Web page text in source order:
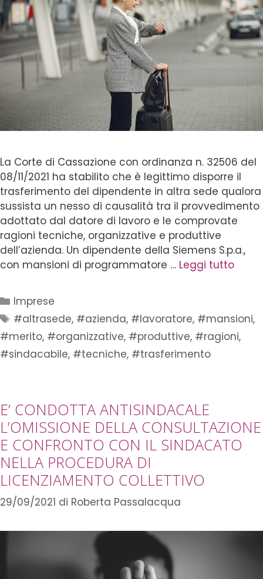
La Corte di Cassazione con ordinanza n. 32506 del
08/11/2021 ha stabilito che è legittimo disporre il
trasferimento del dipendente in altra sede qualora
sussista un nesso di causalità tra il provvedimento
adottato dal datore di lavoro e le comprovate
ragioni tecniche, organizzative e produttive
dell’azienda. Un dipendente della Siemens S.p.a.,
con mansioni di programmatore … Leggi tutto
Imprese
#altrasede, #azienda, #lavoratore, #mansioni,
#merito, #organizzative, #produttive, #ragioni,
#sindacabile, #tecniche, #trasferimento
E’ CONDOTTA ANTISINDACALE
L’OMISSIONE DELLA CONSULTAZIONE
E CONFRONTO CON IL SINDACATO
NELLA PROCEDURA DI
LICENZIAMENTO COLLETTIVO
29/09/2021 di Roberta Passalacqua